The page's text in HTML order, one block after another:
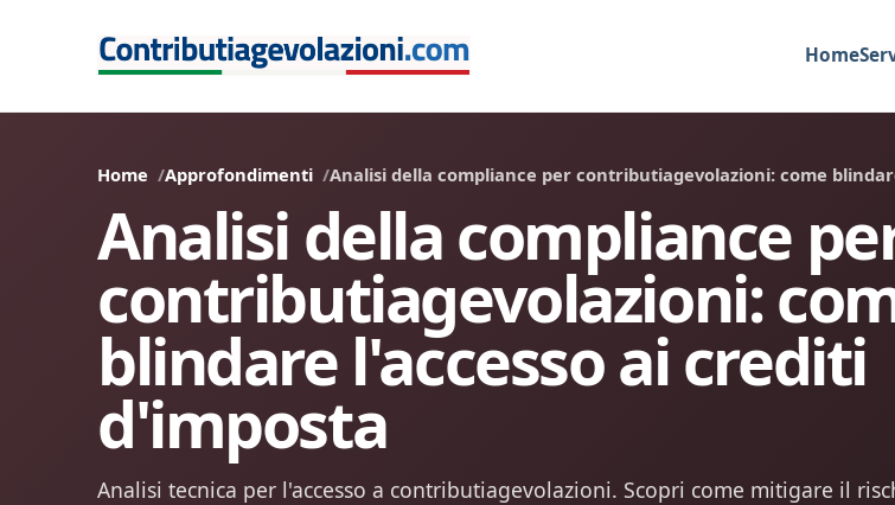
Home
Home Approfondimenti Analisi della compliance per contributiagevolazioni: come
Analisi della compliance
contributiagevolazioni:
blindare l'accesso ai crediti
d'imposta
Analisi tecnica per l'accesso a contributiagevolazioni. Scopri come mitigare il